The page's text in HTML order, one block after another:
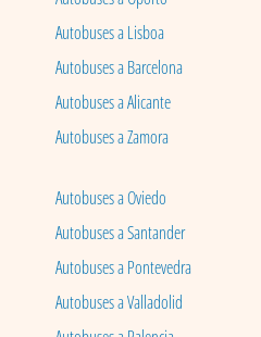
Autobuses a Lisboa
Autobuses a Barcelona
Autobuses a Alicante
Autobuses a Zamora
Autobuses a Oviedo
Autobuses a Santander
Autobuses a Pontevedra
Autobuses a Valladolid